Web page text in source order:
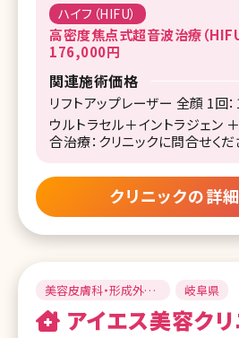
ハイフ（HIFU）
高密度焦点式超音波治療（HIFU
176,000円
関連施術価格
リフトアップレーザー 全顔 1回
ウルトラセル＋イントラジェン
合治療：クリニックに問合せくだ
クリニックの詳
美容皮膚科・形成外
科・美容外科
岐阜県
アイエス美容ク